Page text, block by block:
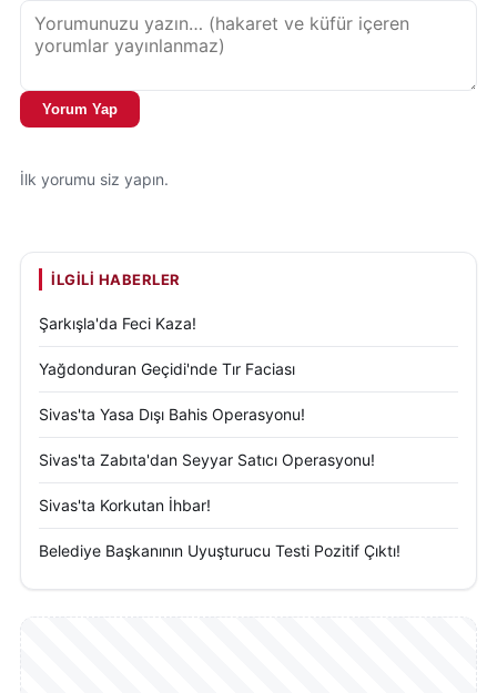
Yorum Yap
İlk yorumu siz yapın.
İLGILI HABERLER
Şarkışla'da Feci Kaza!
Yağdonduran Geçidi'nde Tır Faciası
Sivas'ta Yasa Dışı Bahis Operasyonu!
Sivas'ta Zabıta'dan Seyyar Satıcı Operasyonu!
Sivas'ta Korkutan İhbar!
Belediye Başkanının Uyuşturucu Testi Pozitif Çıktı!